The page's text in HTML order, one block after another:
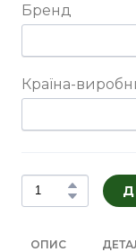
Бренд
Країна-
ОПИС